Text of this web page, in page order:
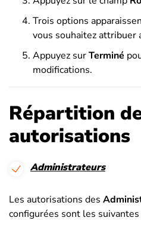
Trois options
vous souhaitez attribuer
Appuyez surTerminé
modifications.
Répartition
autorisations
Administrateurs
Les autorisations des
configurées sont les suivantes